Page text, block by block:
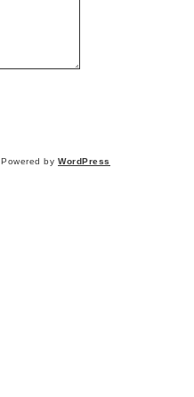
Powered byWordPress